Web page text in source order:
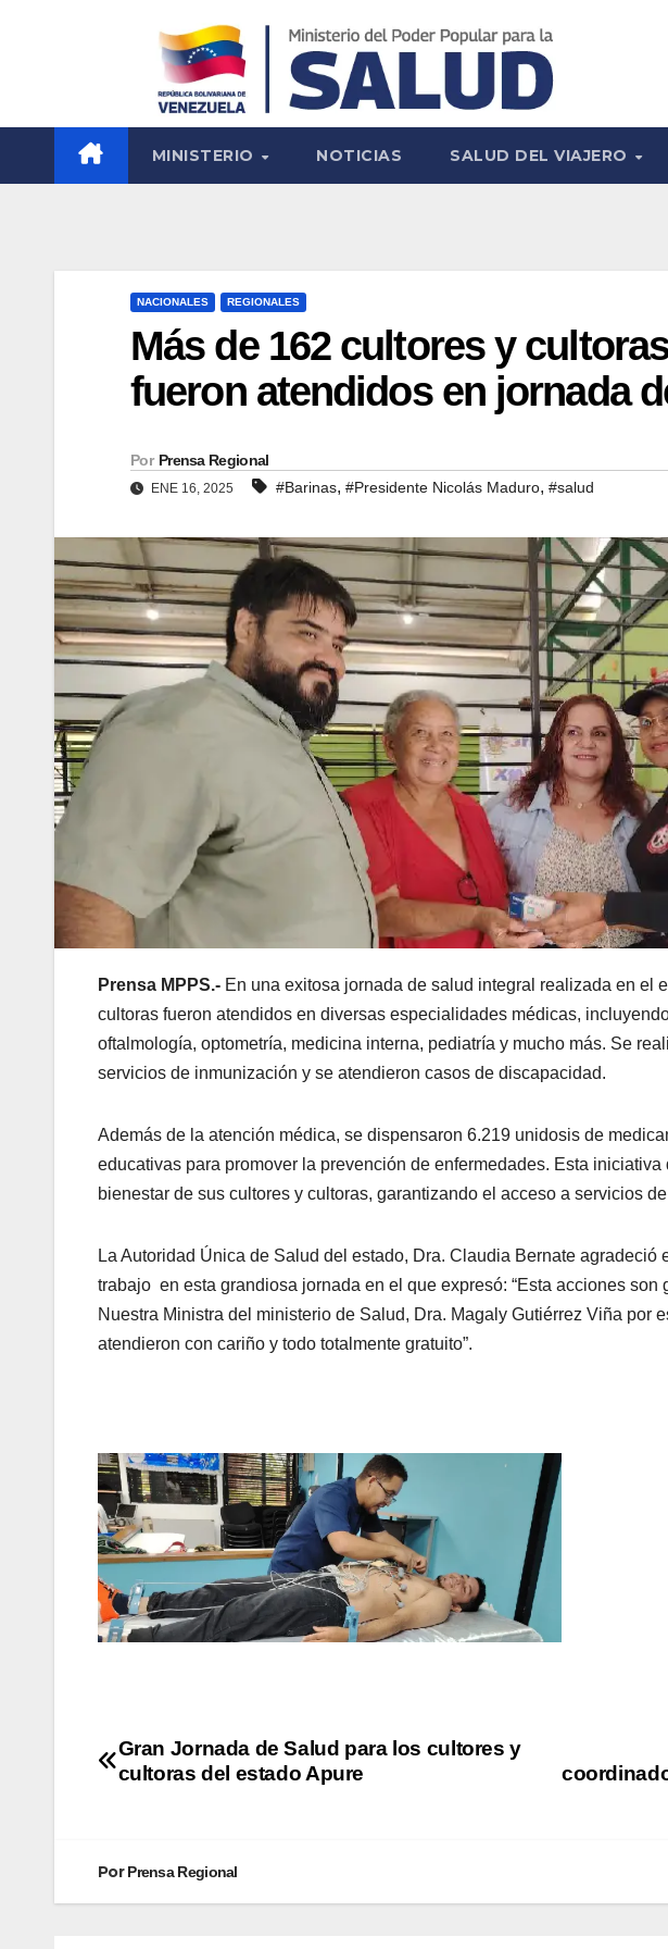
MINISTERIO NOTICIAS SALUD DEL VIAJERO
NACIONALES REGIONALES
Más de 162 cultores y
fueron atendidos en jornada
Por Prensa Regional
ENE 16, 2025 #Barinas, #Presidente Nicolás Maduro, #salud
Prensa MPPS.- En una exitosa jornada de salud integral realizada en el
cultoras fueron atendidos en diversas especialidades médicas,
oftalmología, optometría, medicina interna, pediatría y mucho más. Se
servicios de inmunización y se atendieron casos de discapacidad.
Además de la atención médica, se dispensaron 6.219 unidosis de
educativas para promover la prevención de enfermedades. Esta
bienestar de sus cultores y cultoras, garantizando el acceso a servicios
La Autoridad Única de Salud del estado, Dra. Claudia Bernate
trabajo en esta grandiosa jornada en el que expresó: “Esta acciones
Nuestra Ministra del ministerio de Salud, Dra. Magaly Gutiérrez Viña por
atendieron con cariño y todo totalmente gratuito”.
Gran Jornada de Salud para los cultores y
cultoras del estado Apure
PorPrensa Regional